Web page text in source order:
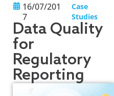
16/07/201
7
Case
Studies
Data Quality
for
Regulatory
Reporting